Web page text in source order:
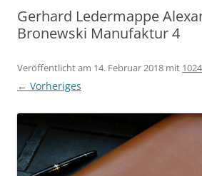
Gerhard Ledermappe
Bronewski Manufaktur 4
Veröffentlicht am 14. Februar 2018 mit
← Vorheriges